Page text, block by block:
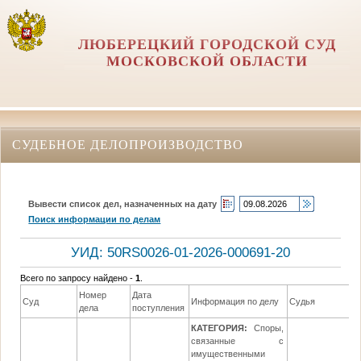
ЛЮБЕРЕЦКИЙ ГОРОДСКОЙ СУД
МОСКОВСКОЙ ОБЛАСТИ
СУДЕБНОЕ ДЕЛОПРОИЗВОДСТВО
Вывести список дел, назначенных на дату
Поиск информации по делам
УИД: 50RS0026-01-2026-000691-20
Всего по запросу найдено -1
Суд
Номер
дела
Дата
поступления
Информация по делу Судья
КАТЕГОРИЯ:
Споры,
связанные с
имущественными